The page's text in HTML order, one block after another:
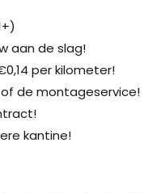
aan de slag!
per kilometer!
de montageservice!
kantine!